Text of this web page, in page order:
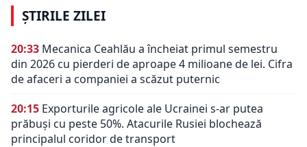
ȘTIRILE ZILEI
20:33 Mecanica Ceahlău a încheiat primul semestru
din 2026 cu pierderi de aproape 4 milioane de lei. Cifra
de afaceri a companiei a scăzut puternic
20:15 Exporturile agricole ale Ucrainei s-ar putea
prăbuși cu peste 50%. Atacurile Rusiei blochează
principalul coridor de transport